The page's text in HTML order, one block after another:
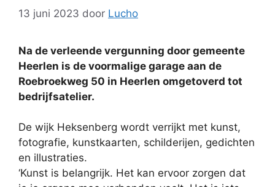
13 juni 2023 door Lucho
Na de verleende vergunning door gemeente
Heerlen is de voormalige garage aan de
Roebroekweg 50 in Heerlen omgetoverd tot
bedrijfsatelier.
De wijk Heksenberg wordt verrijkt met kunst,
fotografie, kunstkaarten, schilderijen, gedichten
en illustraties.
‘Kunst is belangrijk. Het kan ervoor zorgen dat